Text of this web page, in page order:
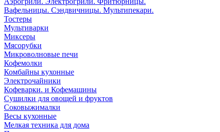
Вафельницы. Сэндвичницы. Мультипекари.
Тостеры
Мультиварки
Миксеры
Мясорубки
Микроволновые печи
Кофемолки
Комбайны кухонные
Электрочайники
Кофеварки. и Кофемашины
Сушилки для овощей и фруктов
Соковыжималки
Весы кухонные
Мелкая техника для дома